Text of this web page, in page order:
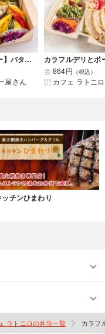
【カフェ風カレー】バターチキン
屋さん
864円 （税込）
カフェ ラトニロ
ッチンひまわり
ラトニロの弁当一覧 カラフ